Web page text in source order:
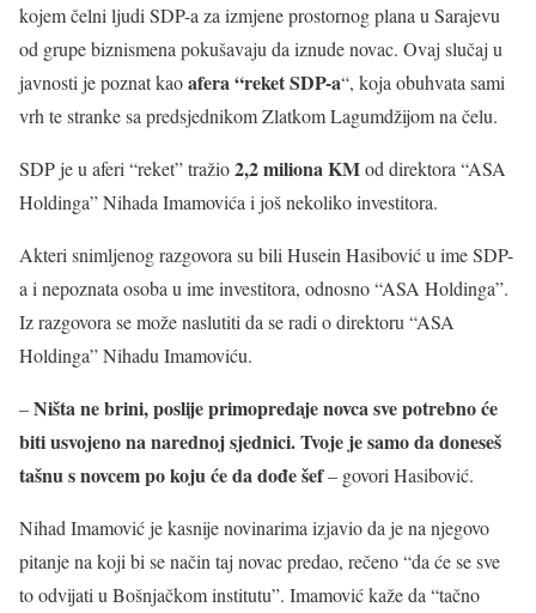
kojem čelni ljudi SDP-a za izmjene prostornog plana u Sarajevu
od grupe biznismena pokušavaju da iznude novac. Ovaj slučaj u
javnosti je poznat kaoafera “reket SDP-a“, koja obuhvata sami
vrh te stranke sa predsjednikom Zlatkom Lagumdžijom na čelu.
SDP je u aferi “reket” tražio2,2 miliona KMod direktora “ASA
Holdinga” Nihada Imamovića i još nekoliko investitora.
Akteri snimljenog razgovora su bili Husein Hasibović u ime SDP-
a i nepoznata osoba u ime investitora, odnosno “ASA Holdinga”.
Iz razgovora se može naslutiti da se radi o direktoru “ASA
Holdinga” Nihadu Imamoviću.
–Ništa ne brini, poslije primopredaje novca sve potrebno će
biti usvojeno na narednoj sjednici. Tvoje je samo da doneseš
tašnu s novcem po koju će da dođe šef– govori Hasibović.
Nihad Imamović je kasnije novinarima izjavio da je na njegovo
pitanje na koji bi se način taj novac predao, rečeno “da će se sve
to odvijati u Bošnjačkom institutu”. Imamović kaže da “tačno